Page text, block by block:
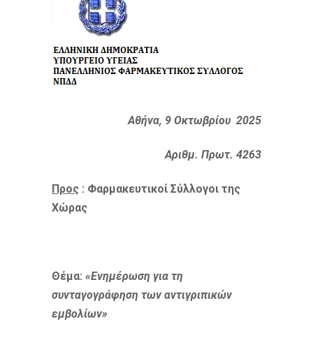
Αθήνα, 9 Οκτωβρίου 2025
Αριθμ. Πρωτ. 4263
Προς : Φαρμακευτικοί Σύλλογοι της
Χώρας
Θέμα: «Ενημέρωση για τη
συνταγογράφηση των αντιγριπικών
εμβολίων»